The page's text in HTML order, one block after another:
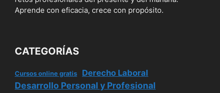
Aprende con eficacia, crece con propósito.
CATEGORÍAS
Cursos online gratis Derecho Laboral
Desarrollo Personal y Profesional